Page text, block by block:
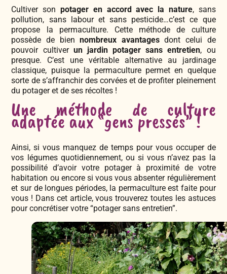
Tisanes & Infusions BIO
Faire-part à semer
Cultiver son potager en accord avec la nature, sans
pollution, sans labour et sans pesticide…c’est ce que
propose la permaculture. Cette méthode de culture
possède de biennombreux avantagesdont celui de
pouvoir cultiver un jardin potager sans entretien, ou
presque. C’est une véritable alternative au jardinage
classique, puisque la permaculture permet en quelque
sorte de s’affranchir des corvées et de profiter pleinement
du potager et de ses récoltes !
Une méthode de culture
adaptée aux “gens pressés” !
Ainsi, si vous manquez de temps pour vous occuper de
vos légumes quotidiennement, ou si vous n’avez pas la
possibilité d’avoir votre potager à proximité de votre
habitation ou encore si vous vous absenter régulièrement
et sur de longues périodes, la permaculture est faite pour
vous ! Dans cet article, vous trouverez toutes les astuces
pour concrétiser votre “potager sans entretien”.